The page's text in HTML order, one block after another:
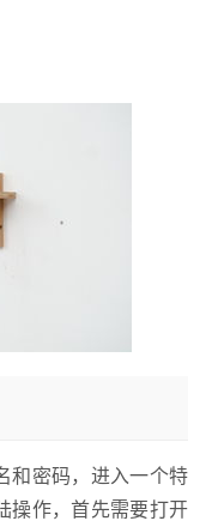
和密码，进入一个特
操作，首先需要打开